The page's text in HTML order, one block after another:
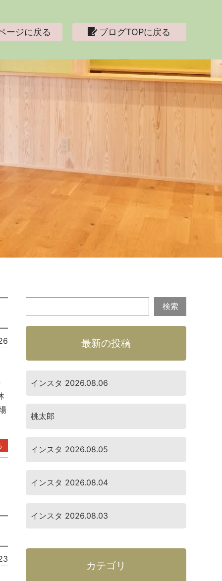
ージに戻る ブログTOPに戻る
最新の投稿
インスタ 2026.08.06
桃太郎
インスタ 2026.08.05
インスタ 2026.08.04
インスタ 2026.08.03
カテゴリ